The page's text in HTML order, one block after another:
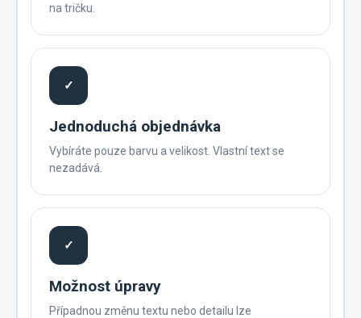
na tričku.
✓
Jednoduchá objednávka
Vybíráte pouze barvu a velikost. Vlastní text se
nezadává.
✓
Možnost úpravy
Případnou změnu textu nebo detailu lze